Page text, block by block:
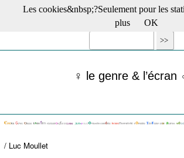
☰ Menu
Films récents
Films -TV/plates-formes
Archives
♀ le genre & l’écran
/ Luc Moullet
Les cookies&nbsp;?Seulement pour les
plus
OK